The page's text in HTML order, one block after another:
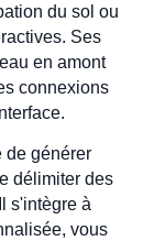
du sol ou
Ses
en amont
connexions
de générer
délimiter des
s'intègre à
vous